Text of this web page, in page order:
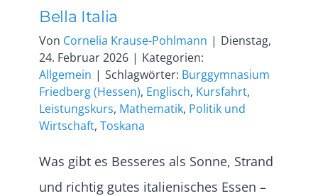
Bella Italia
Von Cornelia Krause-Pohlmann | Dienstag,
24. Februar 2026 | Kategorien:
Allgemein | Schlagwörter: Burggymnasium
Friedberg (Hessen), Englisch, Kursfahrt,
Leistungskurs, Mathematik, Politik und
Wirtschaft, Toskana
Was gibt es Besseres als Sonne, Strand
und richtig gutes italienisches Essen –